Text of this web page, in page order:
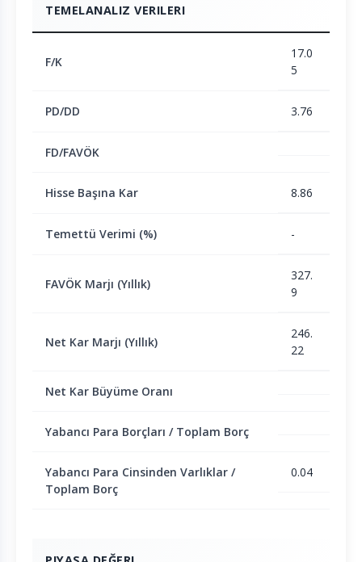
TEMELANALIZ VERILERI
F/K
17.0
5
PD/DD 3.76
FD/FAVÖK
Hisse Başına Kar 8.86
Temettü Verimi (%) -
FAVÖK Marjı (Yıllık)
327.
9
Net Kar Marjı (Yıllık)
246.
22
Net Kar Büyüme Oranı
Yabancı Para Borçları / Toplam Borç
Yabancı Para Cinsinden Varlıklar /
Toplam Borç
0.04